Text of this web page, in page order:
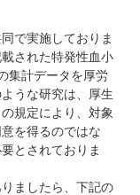
で実施しておりま
された特発性血小
集計データを厚労
うな研究は、厚生
規定により、対象
を得るのではな
とされておりま
ましたら、下記の